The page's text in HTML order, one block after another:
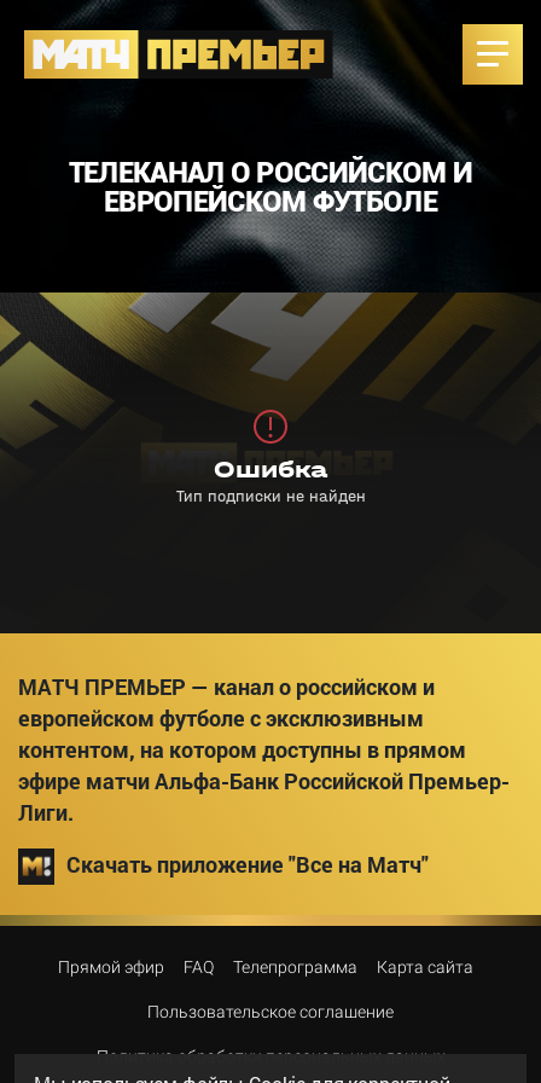
ТЕЛЕКАНАЛ О РОССИЙСКОМ И
ЕВРОПЕЙСКОМ ФУТБОЛЕ
МАТЧ ПРЕМЬЕР — канал о российском и
европейском футболе с эксклюзивным
контентом, на котором доступны в прямом
эфире матчи Альфа-Банк Российской Премьер-
Лиги.
Скачать приложение "Все на Матч"
Прямой эфир FAQ Телепрограмма Карта сайта
Пользовательское соглашение
Политика обработки персональных данных